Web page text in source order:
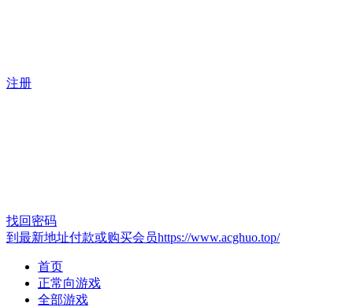
注册
找回密码
到最新地址付款或购买会员https://www.acghuo.top/
首页
正常向游戏
全部游戏